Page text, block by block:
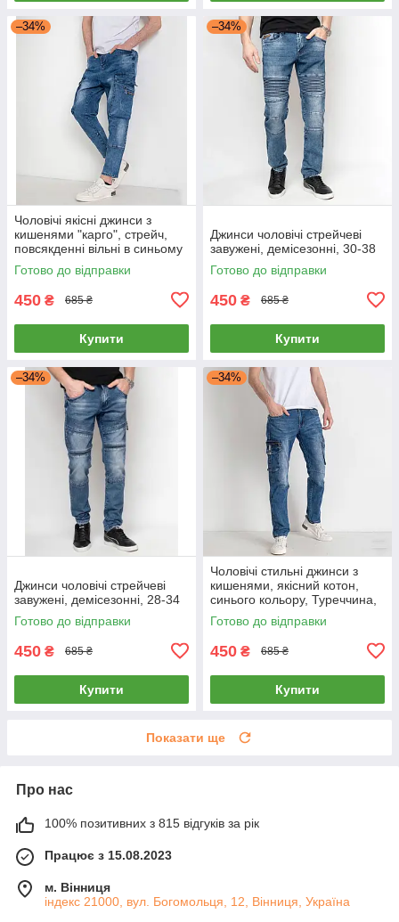
–34%
Чоловічі якісні джинси з
кишенями "карго", стрейч,
повсякденні вільні в синьому
кольорі, 28-36
Готово до відправки
450 ₴ 685 ₴
Купити
–34%
Джинси чоловічі стрейчеві
завужені, демісезонні, 30-38
Готово до відправки
450 ₴ 685 ₴
Купити
–34%
Джинси чоловічі стрейчеві
завужені, демісезонні, 28-34
Готово до відправки
450 ₴ 685 ₴
Купити
–34%
Чоловічі стильні джинси з
кишенями, якісний котон,
синього кольору, Туреччина,
29-38
Готово до відправки
450 ₴ 685 ₴
Купити
Показати ще
Про нас
100% позитивних з 815 відгуків за рік
Працює з 15.08.2023
м. Вінниця
індекс 21000, вул. Богомольця, 12, Вінниця, Україна